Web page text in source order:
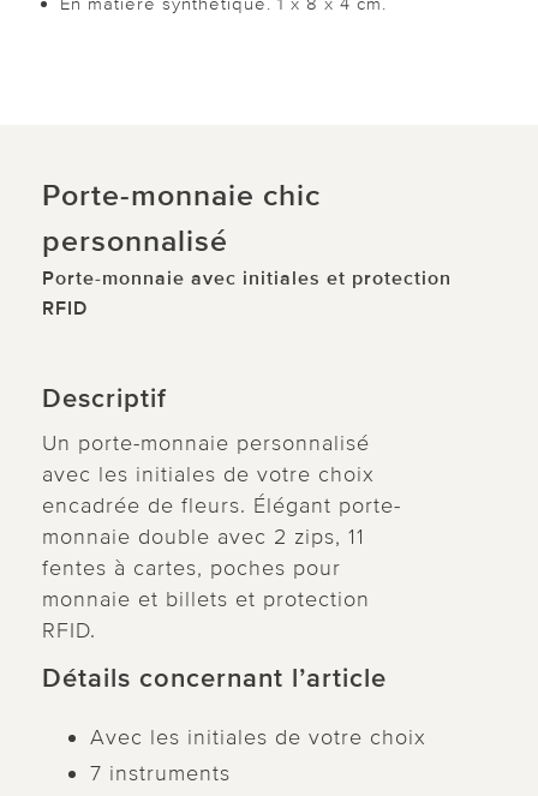
Porte-monnaie chic
personnalisé
Porte-monnaie avec initiales et protection
RFID
Descriptif
Un porte-monnaie personnalisé
avec les initiales de votre choix
encadrée de fleurs. Élégant porte-
monnaie double avec 2 zips, 11
fentes à cartes, poches pour
monnaie et billets et protection
RFID.
Détails concernant l’article
Avec les initiales de votre choix
7 instruments